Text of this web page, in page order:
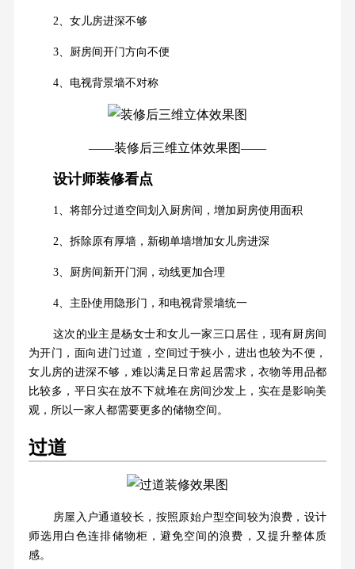
2、女儿房进深不够
3、厨房间开门方向不便
4、电视背景墙不对称
——装修后三维立体效果图——
设计师装修看点
1、将部分过道空间划入厨房间，增加厨房使用面积
2、拆除原有厚墙，新砌单墙增加女儿房进深
3、厨房间新开门洞，动线更加合理
4、主卧使用隐形门，和电视背景墙统一
这次的业主是杨女士和女儿一家三口居住，现有厨房间
为开门，面向进门过道，空间过于狭小，进出也较为不便，
女儿房的进深不够，难以满足日常起居需求，衣物等用品都
比较多，平日实在放不下就堆在房间沙发上，实在是影响美
观，所以一家人都需要更多的储物空间。
过道
房屋入户通道较长，按照原始户型空间较为浪费，设计
师选用白色连排储物柜，避免空间的浪费，又提升整体质
感。